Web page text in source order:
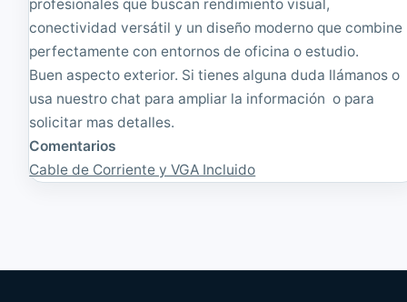
profesionales que buscan rendimiento visual,
conectividad versátil y un diseño moderno que combine
perfectamente con entornos de oficina o estudio.
Buen aspecto exterior. Si tienes alguna duda llámanos o
usa nuestro chat para ampliar la información o para
solicitar mas detalles.
Comentarios
Cable de Corriente y VGA Incluido